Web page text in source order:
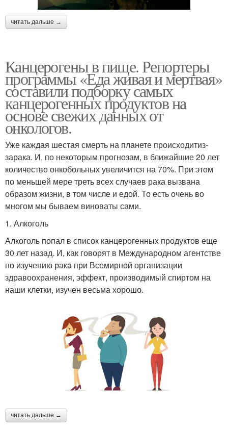
читать дальше →
Канцерогены в пище. Репортеры
программы «Еда живая и мертвая»
составили подборку самых
канцерогенных продуктов на
основе свежих данных от
онкологов.
Уже каждая шестая смерть на планете происходитиз-
зарака. И, по некоторым прогнозам, в ближайшие 20 лет
количество онкобольных увеличится на 70%. При этом
по меньшей мере треть всех случаев рака вызвана
образом жизни, в том числе и едой. То есть очень во
многом мы бываем виноваты сами.
1. Алкоголь
Алкоголь попал в список канцерогенных продуктов еще
30 лет назад. И, как говорят в Международном агентстве
по изучению рака при Всемирной организации
здравоохранения, эффект, производимый спиртом на
наши клетки, изучен весьма хорошо.
читать дальше →